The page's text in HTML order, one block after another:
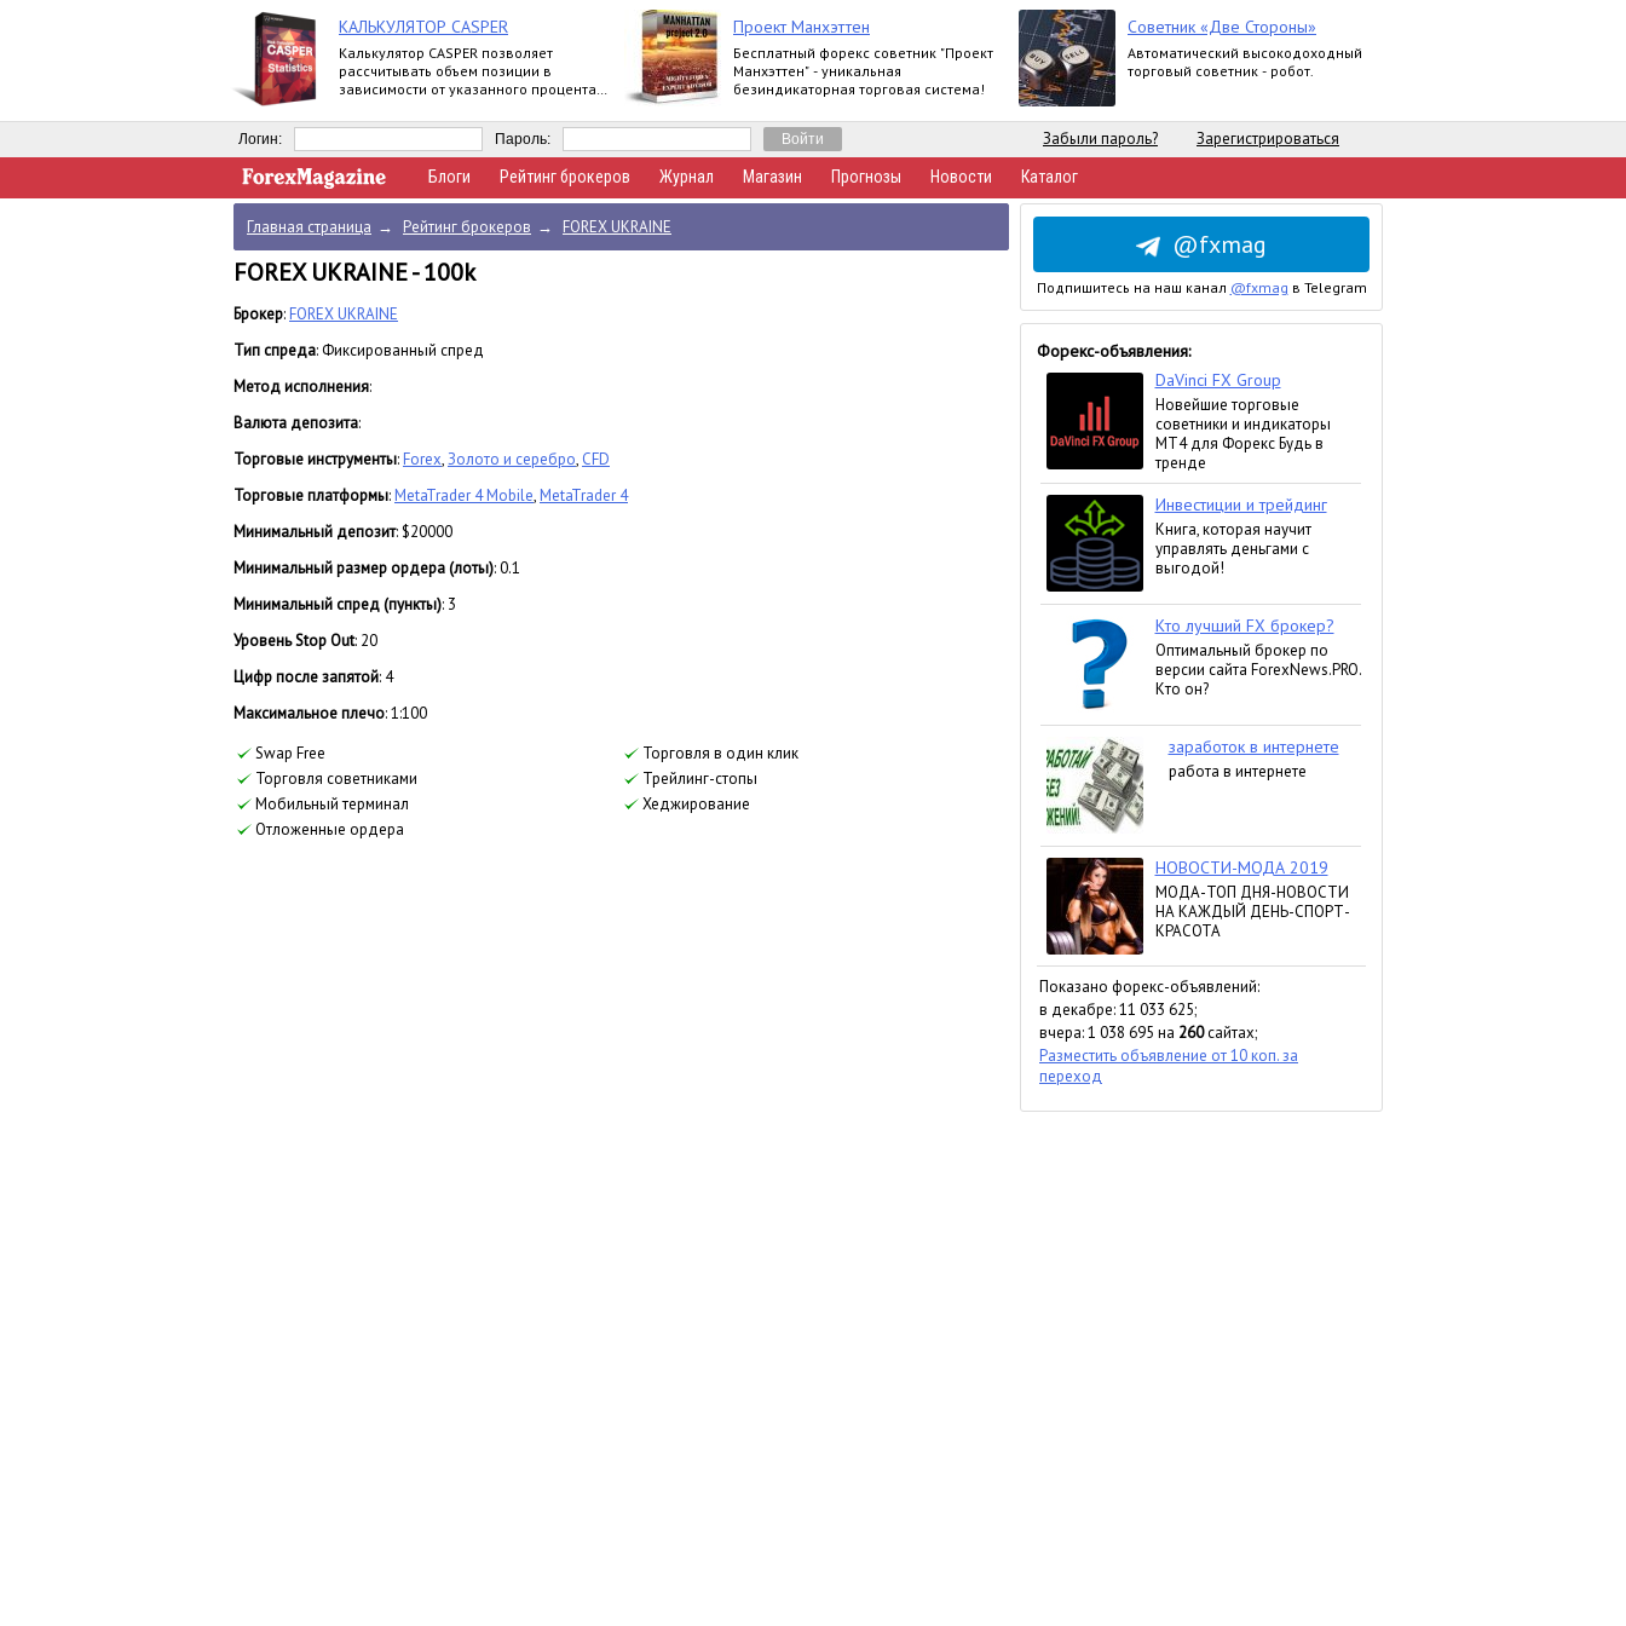
КАЛЬКУЛЯТОР CASPER
Калькулятор CASPER позволяет
рассчитывать объем позиции в
зависимости от указанного процента
Проект Манхэттен
Бесплатный форекс советник "Проект
Манхэттен" - уникальная
безиндикаторная торговая система!
Советник «Две Стороны»
Автоматический высокодоходный
торговый советник - робот.
Логин: Пароль: Забыли пароль? Зарегистрироваться
Блоги Рейтинг брокеров Журнал Магазин Прогнозы Новости Каталог
Главная страница → Рейтинг брокеров → FOREX UKRAINE
FOREX UKRAINE - 100k
Брокер:FOREX UKRAINE
Тип спреда: Фиксированный спред
Метод исполнения:
Валюта депозита:
Торговые инструменты:Forex,Золото и серебро, CFD
Торговые платформы:MetaTrader 4 Mobile,MetaTrader 4
Минимальный депозит: $20000
Минимальный размер ордера (лоты): 0.1
Минимальный спред (пункты): 3
Уровень Stop Out: 20
Цифр после запятой: 4
Максимальное плечо: 1:100
Swap Free
Торговля в один клик
Торговля советниками
Трейлинг-стопы
Мобильный терминал
Хеджирование
Отложенные ордера
@fxmag
Подпишитесь на наш канал @fxmag в Telegram
Форекс-объявления:
Показано форекс-объявлений:
в декабре: 11 033 625;
вчера: 1 038 695 на 260сайтах;
Разместить объявление от 10 коп. за
переход